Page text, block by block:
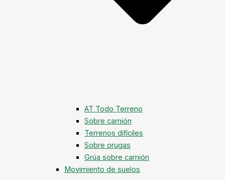
AT Todo Terreno
Sobre camión
Terrenos difíciles
Sobre orugas
Grúa sobre camión
Movimiento de suelos